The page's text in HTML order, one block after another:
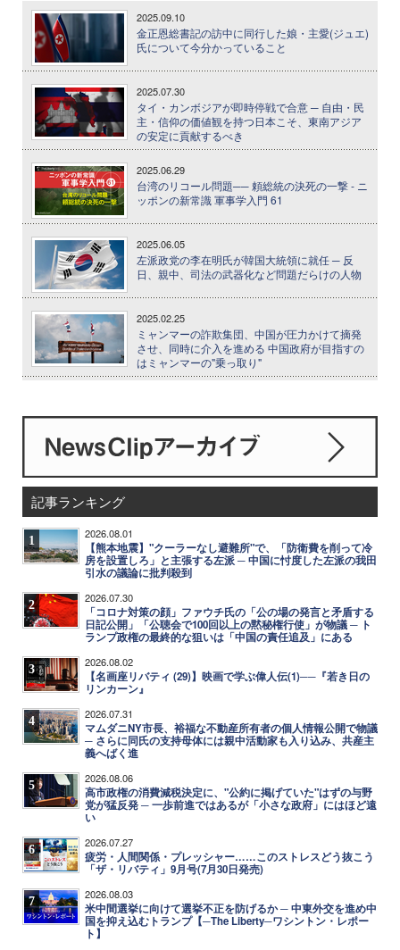
2025.09.10
金正恩総書記の訪中に同行した娘・主愛(ジュエ)
氏について今分かっていること
2025.07.30
タイ・カンボジアが即時停戦で合意 ─ 自由・民
主・信仰の価値観を持つ日本こそ、東南アジア
の安定に貢献するべき
2025.06.29
台湾のリコール問題── 頼総統の決死の一撃 - ニ
ッポンの新常識 軍事学入門 61
2025.06.05
左派政党の李在明氏が韓国大統領に就任 ─ 反
日、親中、司法の武器化など問題だらけの人物
2025.02.25
ミャンマーの詐欺集団、中国が圧力かけて摘発
させ、同時に介入を進める 中国政府が目指すの
はミャンマーの"乗っ取り"
記事ランキング
1 2026.08.01
【熊本地震】"クーラーなし避難所"で、「防衛費を削って冷
房を設置しろ」と主張する左派 ─ 中国に忖度した左派の我田
引水の議論に批判殺到
2 2026.07.30
「コロナ対策の顔」ファウチ氏の「公の場の発言と矛盾する
日記公開」「公聴会で100回以上の黙秘権行使」が物議 ─ ト
ランプ政権の最終的な狙いは「中国の責任追及」にある
3 2026.08.02
【名画座リバティ (29)】映画で学ぶ偉人伝(1)──『若き日の
リンカーン』
4 2026.07.31
マムダニNY市長、裕福な不動産所有者の個人情報公開で物議
─ さらに同氏の支持母体には親中活動家も入り込み、共産主
義へばく進
5 2026.08.06
高市政権の消費減税決定に、"公約に掲げていた"はずの与野
党が猛反発 ─ 一歩前進ではあるが「小さな政府」にはほど遠
い
6 2026.07.27
疲労・人間関係・プレッシャー……このストレスどう抜こう
「ザ・リバティ」9月号(7月30日発売)
7 2026.08.03
米中間選挙に向けて選挙不正を防げるか ─ 中東外交を進め中
国を抑え込むトランプ【─The Liberty─ワシントン・レポー
ト】